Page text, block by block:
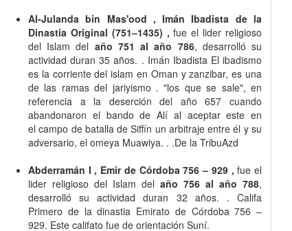
Al-Julanda bin Mas'ood , Imán Ibadista de la
Dinastia Original (751–1435) ,fue el lider religioso
del Islam del año 751 al año 786, desarrolló su
actividad duran 35 años. . Imán Ibadista El ibadismo
es la corriente del islam en Oman y zanzibar, es una
de las ramas del jariyismo . "los que se sale", en
referencia a la deserción del año 657 cuando
abandonaron el bando de Alí al aceptar este en
el campo de batalla de Siffín un arbitraje entre él y su
adversario, el omeya Muawiya. . .De la TribuAzd
Abderramán I , Emir de Córdoba 756 – 929 ,fue el
lider religioso del Islam del año 756 al año 788,
desarrolló su actividad duran 32 años. . Califa
Primero de la dinastia Emirato de Córdoba 756 –
929. Este califato fue de orientación Suní.